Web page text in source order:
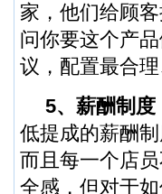
家，他们给顾
问你要这个产
议，配置最合理
5、 薪酬制度
低提成的薪酬
而且每一个店
全感，但对于